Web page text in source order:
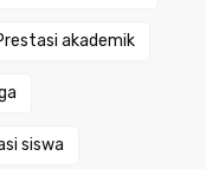
akademik
siswa